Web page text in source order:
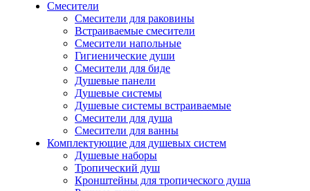
Cмесители
Смесители для раковины
Встраиваемые смесители
Смесители напольные
Гигиенические души
Смесители для биде
Душевые панели
Душевые системы
Душевые системы встраиваемые
Смесители для душа
Смесители для ванны
Комплектующие для душевых систем
Душевые наборы
Тропический душ
Кронштейны для тропического душа